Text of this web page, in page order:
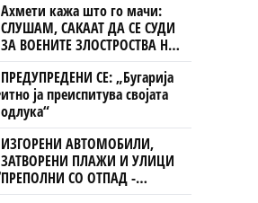
Ахмети кажа што го мачи:
СЛУШАМ, САКААТ ДА СЕ СУДИ
ЗА ВОЕНИТЕ ЗЛОСТРОСТВА НА
УЧК...
ПРЕДУПРЕДЕНИ СЕ: „Бугарија
итно ја преиспитува својата
одлука“
ИЗГОРЕНИ АВТОМОБИЛИ,
ЗАТВОРЕНИ ПЛАЖИ И УЛИЦИ
ПРЕПОЛНИ СО ОТПАД -
Фнидек во хаос по